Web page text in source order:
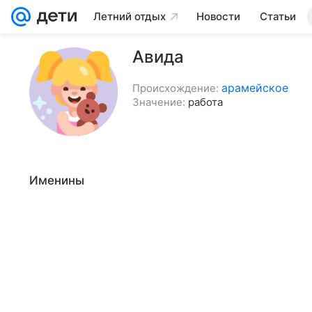
Летний отдых Новости Статьи
Авида
Происхождение: арамейское
Значение: работа
Именины